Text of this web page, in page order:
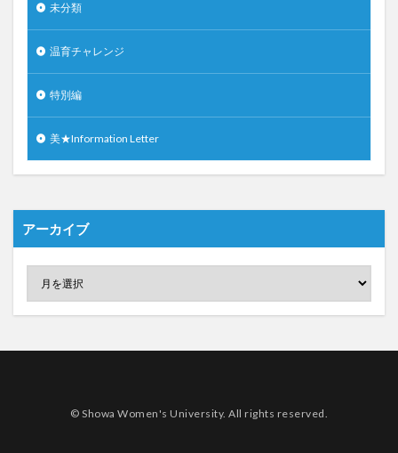
未分類
温育チャレンジ
特別編
美★Information Letter
アーカイブ
© Showa Women's University. All rights reserved.